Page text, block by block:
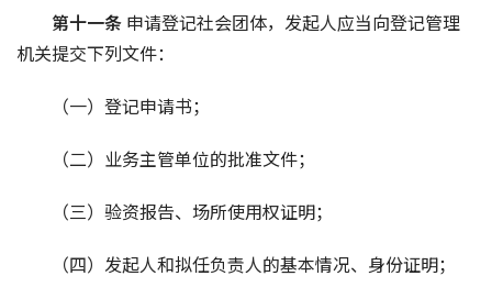
第十一条 申请登记社会团体，发起人应当向登记管理
机关提交下列文件：
（一）登记申请书；
（二）业务主管单位的批准文件；
（三）验资报告、场所使用权证明；
（四）发起人和拟任负责人的基本情况、身份证明；